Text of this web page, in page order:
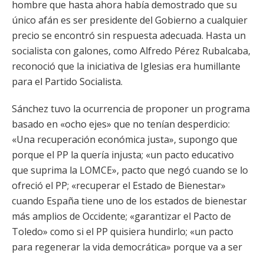
hombre que hasta ahora había demostrado que su
único afán es ser presidente del Gobierno a cualquier
precio se encontró sin respuesta adecuada. Hasta un
socialista con galones, como Alfredo Pérez Rubalcaba,
reconoció que la iniciativa de Iglesias era humillante
para el Partido Socialista.
Sánchez tuvo la ocurrencia de proponer un programa
basado en «ocho ejes» que no tenían desperdicio:
«Una recuperación económica justa», supongo que
porque el PP la quería injusta; «un pacto educativo
que suprima la LOMCE», pacto que negó cuando se lo
ofreció el PP; «recuperar el Estado de Bienestar»
cuando España tiene uno de los estados de bienestar
más amplios de Occidente; «garantizar el Pacto de
Toledo» como si el PP quisiera hundirlo; «un pacto
para regenerar la vida democrática» porque va a ser